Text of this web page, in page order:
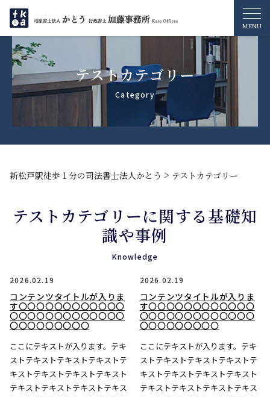
テストカテゴリー
新松戸駅徒歩１分の司法書士法人かとう > テストカテゴリー
テストカテゴリーに関する基礎知
識や事例
Knowledge
2026.02.19
コンテンツタイトルが入りま
す〇〇〇〇〇〇〇〇〇〇〇〇
〇〇〇〇〇〇〇〇〇〇〇〇〇
〇〇〇〇〇〇〇〇〇
ここにテキストが入ります。テキ
ストテキストテキストテキストテ
キストテキストテキストテキスト
テキストテキストテキストテキス
2026.02.19
コンテンツタイトルが入りま
す〇〇〇〇〇〇〇〇〇〇〇〇
〇〇〇〇〇〇〇〇〇〇〇〇〇
〇〇〇〇〇〇〇〇〇
ここにテキストが入ります。テキ
ストテキストテキストテキストテ
キストテキストテキストテキスト
テキストテキストテキストテキス